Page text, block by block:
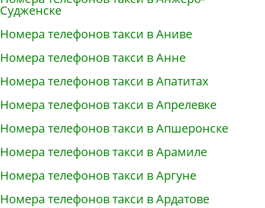
Судженске
Номера телефонов такси в Аниве
Номера телефонов такси в Анне
Номера телефонов такси в Апатитах
Номера телефонов такси в Апрелевке
Номера телефонов такси в Апшеронске
Номера телефонов такси в Арамиле
Номера телефонов такси в Аргуне
Номера телефонов такси в Ардатове